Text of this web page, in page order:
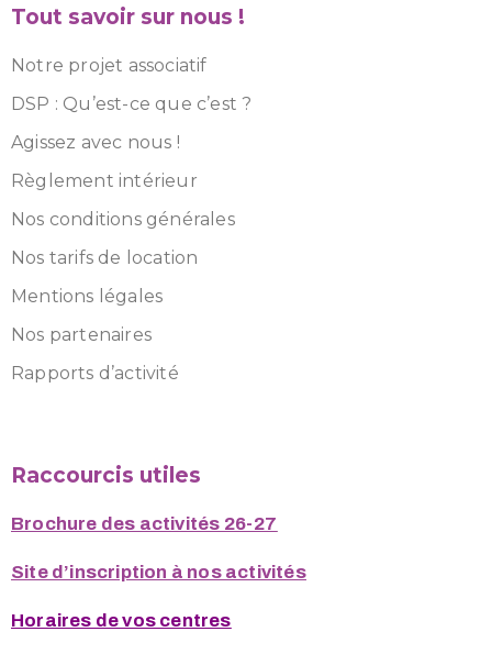
Tout savoir sur nous !
Notre projet associatif
DSP : Qu’est-ce que c’est ?
Agissez avec nous !
Règlement intérieur
Nos conditions générales
Nos tarifs de location
Mentions légales
Nos partenaires
Rapports d’activité
Raccourcis utiles
Brochure des activités 26-27
Site d’inscription à nos activités
Horaires de vos centres